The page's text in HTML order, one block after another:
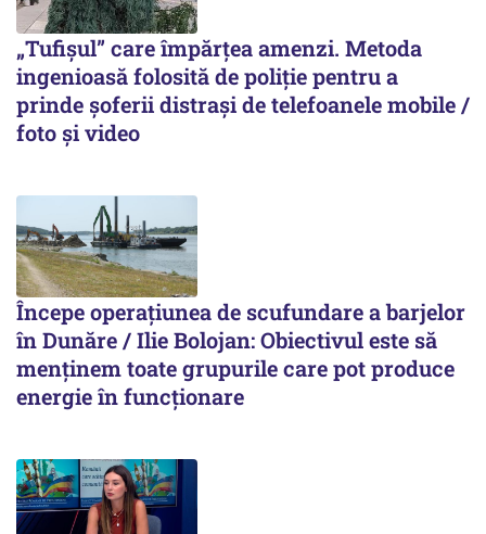
„Tufișul” care împărțea amenzi. Metoda
ingenioasă folosită de poliție pentru a
prinde șoferii distrași de telefoanele mobile /
foto și video
Începe operațiunea de scufundare a barjelor
în Dunăre / Ilie Bolojan: Obiectivul este să
menținem toate grupurile care pot produce
energie în funcționare